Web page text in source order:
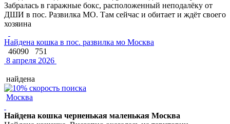
Забралась в гаражные бокс, расположенный неподалёку от
ДШИ в пос. Развилка МО. Там сейчас и обитает и ждёт своего
хозяина
Найдена кошка в пос. развилка мо Москва
46090
751
8 апреля 2026
найдена
Москва
Найдена кошка черненькая маленькая Москва